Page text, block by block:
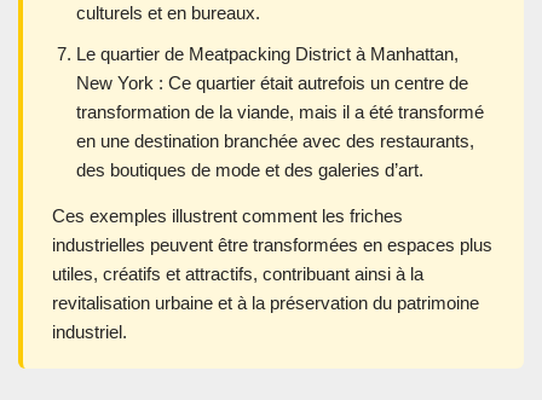
culturels et en bureaux.
Le quartier de Meatpacking District à Manhattan,
New York : Ce quartier était autrefois un centre de
transformation de la viande, mais il a été transformé
en une destination branchée avec des restaurants,
des boutiques de mode et des galeries d’art.
Ces exemples illustrent comment les friches
industrielles peuvent être transformées en espaces plus
utiles, créatifs et attractifs, contribuant ainsi à la
revitalisation urbaine et à la préservation du patrimoine
industriel.